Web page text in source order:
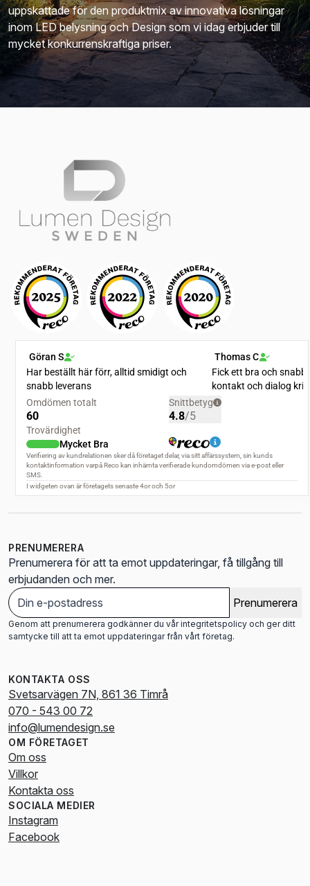
uppskattade för den produktmix av innovativa lösningar
inom LED belysning och Design som vi idag erbjuder till
mycket konkurrenskraftiga priser.
PRENUMERERA
Prenumerera för att ta emot uppdateringar, få tillgång till
erbjudanden och mer.
Prenumerera
Genom att prenumerera godkänner du vår integritetspolicy och ger ditt
samtycke till att ta emot uppdateringar från vårt företag.
KONTAKTA OSS
Svetsarvägen 7N, 861 36 Timrå
070 - 543 00 72
info@lumendesign.se
OM FÖRETAGET
Om oss
Villkor
Kontakta oss
SOCIALA MEDIER
Instagram
Facebook